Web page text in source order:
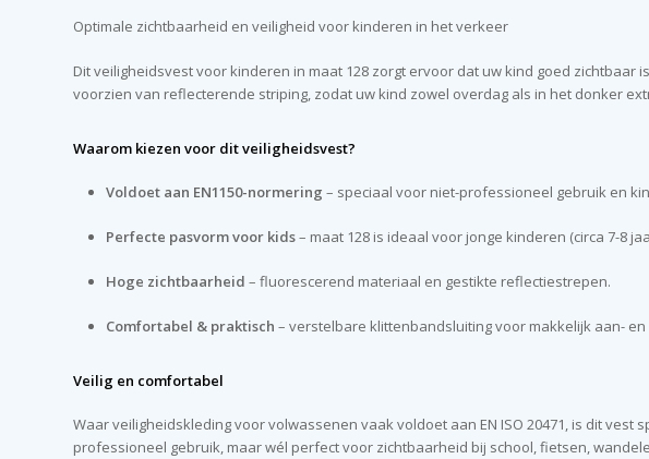
Optimale zichtbaarheid en veiligheid voor kinderen in het verkeer
Dit veiligheidsvest voor kinderen in maat 128 zorgt ervoor dat uw kind goed
voorzien van reflecterende striping, zodat uw kind zowel overdag als in het donker
Waarom kiezen voor dit veiligheidsvest?
Voldoet aan EN1150-normering – speciaal voor niet-professioneel gebruik en
Perfecte pasvorm voor kids– maat 128 is ideaal voor jonge kinderen (circa 7-8
Hoge zichtbaarheid – fluorescerend materiaal en gestikte reflectiestrepen.
Comfortabel & praktisch – verstelbare klittenbandsluiting voor makkelijk aan-
Veilig en comfortabel
Waar veiligheidskleding voor volwassenen vaak voldoet aan EN ISO 20471, is dit
professioneel gebruik, maar wél perfect voor zichtbaarheid bij school, fietsen,